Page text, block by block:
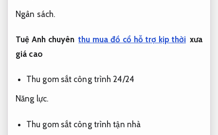
Ngân sách.
Tuệ Anh chuyên thu mua đồ cổ hỗ trợ kịp thời xưa
giá cao
Thu gom sắt công trình 24/24
Năng lực.
Thu gom sắt công trình tận nhà